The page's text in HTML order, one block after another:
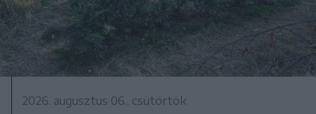
2026. augusztus 06., csütörtök